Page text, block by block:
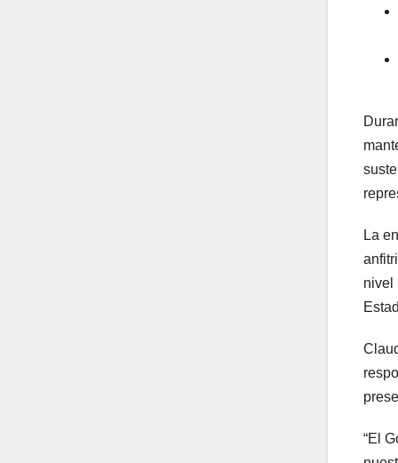
La
nivel
“El